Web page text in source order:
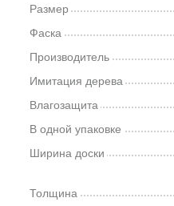
Размер
Фаска
Производитель
Имитация дерева
Влагозащита
В одной упаковке
Ширина доски
Толщина